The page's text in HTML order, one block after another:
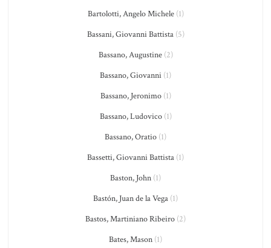
Bartolotti, Angelo Michele(1)
Bassani, Giovanni Battista(5)
Bassano, Augustine(2)
Bassano, Giovanni (1)
Bassano, Jeronimo(1)
Bassano, Ludovico(1)
Bassano, Oratio (1)
Bassetti, Giovanni Battista (1)
Baston, John (1)
Bastón, Juan de la Vega (1)
Bastos, Martiniano Ribeiro (2)
Bates, Mason (1)